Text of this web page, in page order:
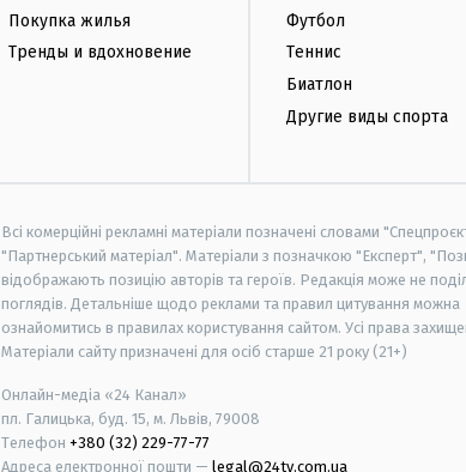
Покупка жилья
Тренды и вдохновение
Футбол
Теннис
Биатлон
Другие виды спорта
Всі комерційні рекламні матеріали позначені словами
"Партнерський матеріал". Матеріали з позначкою "Експерт",
відображають позицію авторів та героїв. Редакція може не
поглядів. Детальніше щодо реклами та правил цитування можна
ознайомитись в правилах користування сайтом. Усі права
Матеріали сайту призначені для осіб старше 21 року (21+)
Онлайн-медіа «24 Канал»
пл. Галицька, буд. 15, м. Львів, 79008
Телефон +380 (32) 229-77-77
Адреса електронної пошти — legal@24tv.com.ua